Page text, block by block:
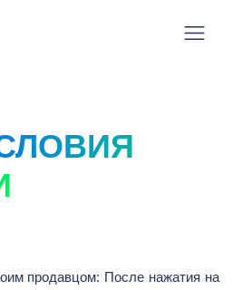
продавцом: После нажатия на